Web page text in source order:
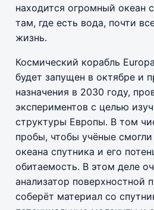
находится огромный океан
там, где есть вода, почти
жизнь.
Космический корабль
будет запущен в октябре и
назначения в 2030 году,
экспериментов с целью
структуры Европы. В том
пробы, чтобы учёные
океана спутника и его
обитаемость. В этом деле
анализатор поверхностной
соберёт материал со